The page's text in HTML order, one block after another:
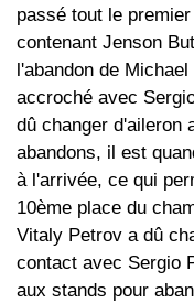
passé tout le
contenant Jenson
l'abandon de
accroché avec
dû changer d'aileron
abandons, il est
à l'arrivée, ce qui
10ème place du
Vitaly Petrov a dû
contact avec Sergio
aux stands pour